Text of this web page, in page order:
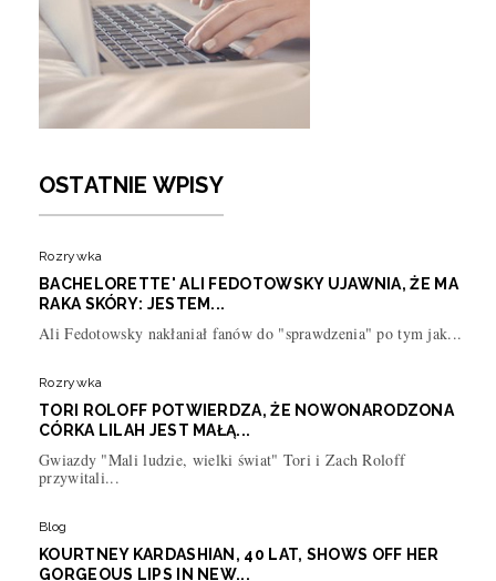
OSTATNIE WPISY
Rozrywka
BACHELORETTE' ALI FEDOTOWSKY UJAWNIA, ŻE MA
RAKA SKÓRY: JESTEM...
Ali Fedotowsky nakłaniał fanów do "sprawdzenia" po tym jak...
Rozrywka
TORI ROLOFF POTWIERDZA, ŻE NOWONARODZONA
CÓRKA LILAH JEST MAŁĄ...
Gwiazdy "Mali ludzie, wielki świat" Tori i Zach Roloff
przywitali...
Blog
KOURTNEY KARDASHIAN, 40 LAT, SHOWS OFF HER
GORGEOUS LIPS IN NEW...